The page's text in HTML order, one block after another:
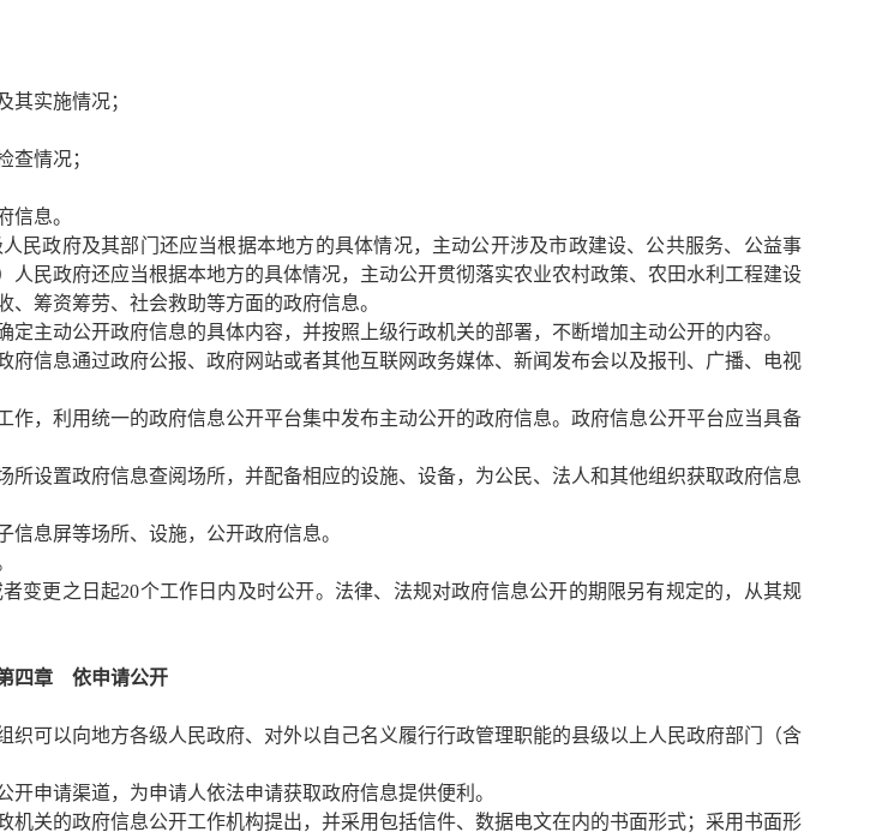
其实施情况；
查情况；
信息。
政府及其部门还应当根据本地方的具体情况，主动公开涉及市政建设、公共服务、公益事
民政府还应当根据本地方的具体情况，主动公开贯彻落实农业农村政策、农田水利工程建设
筹资筹劳、社会救助等方面的政府信息。
主动公开政府信息的具体内容，并按照上级行政机关的部署，不断增加主动公开的内容。
信息通过政府公报、政府网站或者其他互联网政务媒体、新闻发布会以及报刊、广播、电视
，利用统一的政府信息公开平台集中发布主动公开的政府信息。政府信息公开平台应当具备
设置政府信息查阅场所，并配备相应的设施、设备，为公民、法人和其他组织获取政府信息
息屏等场所、设施，公开政府信息。
更之日起20个工作日内及时公开。法律、法规对政府信息公开的期限另有规定的，从其规
四章 依申请公开
可以向地方各级人民政府、对外以自己名义履行行政管理职能的县级以上人民政府部门（含
申请渠道，为申请人依法申请获取政府信息提供便利。
关的政府信息公开工作机构提出，并采用包括信件、数据电文在内的书面形式；采用书面形